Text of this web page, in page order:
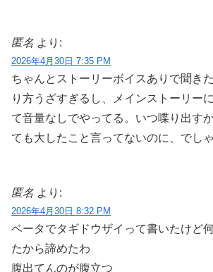
匿名 より:
2026年4月30日 7:35 PM
ちゃんとストーリーボイスありで聞き
り方うざすぎるし、メインストーリー
て音量なしでやってる。いつ喋り出す
ても大したこと言ってないのに、でし
匿名 より:
2026年4月30日 8:32 PM
ベータでタギドウザイって書いたけど
たから諦めたわ
腹出てんのが腹立つ